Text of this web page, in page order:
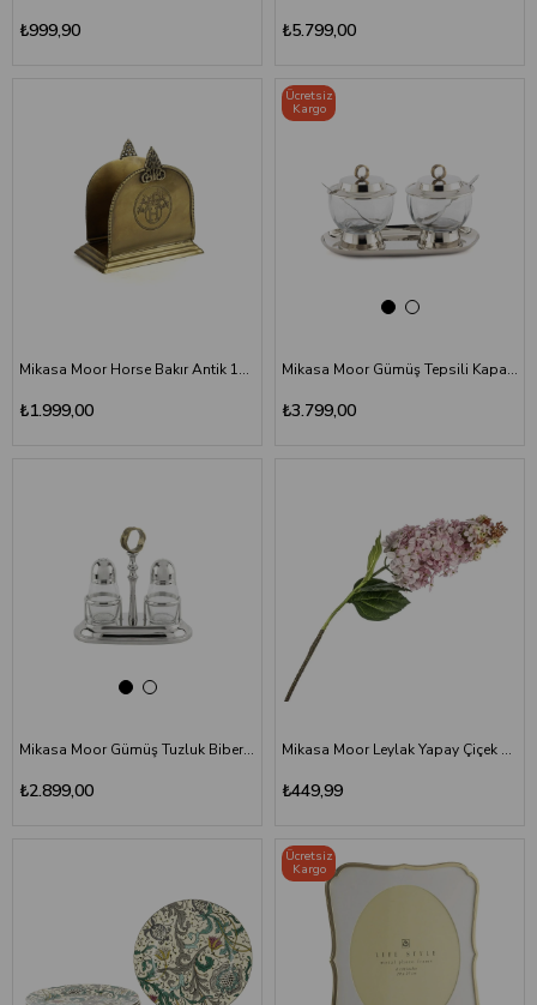
₺999,90 ₺5.799,00
Mikasa Moor Horse Bakır Antik 13x14 cm Peçetelik
₺1.999,00
Mikasa Moor Gümüş Tepsili Kapaklı 2'li Cam Çerezlik ve Reçellik
₺3.799,00
Ücretsiz
Kargo
Mikasa Moor Gümüş Tuzluk Biberlik Seti 17x9x16 cm - Lüks Masaüstü Baharat Seti
₺2.899,00
Mikasa Moor Leylak Yapay Çiçek 82 cm | Pembe
₺449,99
Ücretsiz
Kargo